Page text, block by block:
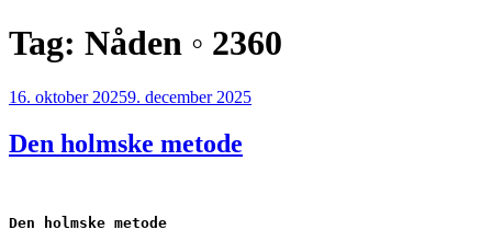
Tag: Nåden ◦ 2360
Udgivet
16. oktober 20259. december 2025
Den holmske metode
Den holmske metode